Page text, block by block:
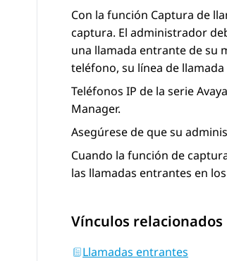
Con la función Captura de
captura. El administrador
una llamada entrante de su
teléfono, su línea de
Teléfonos IP de la serie
Manager.
Asegúrese de que su
Cuando la función de
las llamadas entrantes en
Vínculos relacionados
Llamadas entrantes